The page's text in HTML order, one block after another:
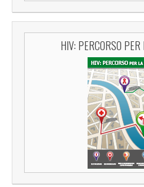
HIV: PERCORSO